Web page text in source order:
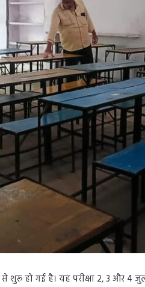
से शुरू हो गई है। यह परीक्षा 2, 3 और